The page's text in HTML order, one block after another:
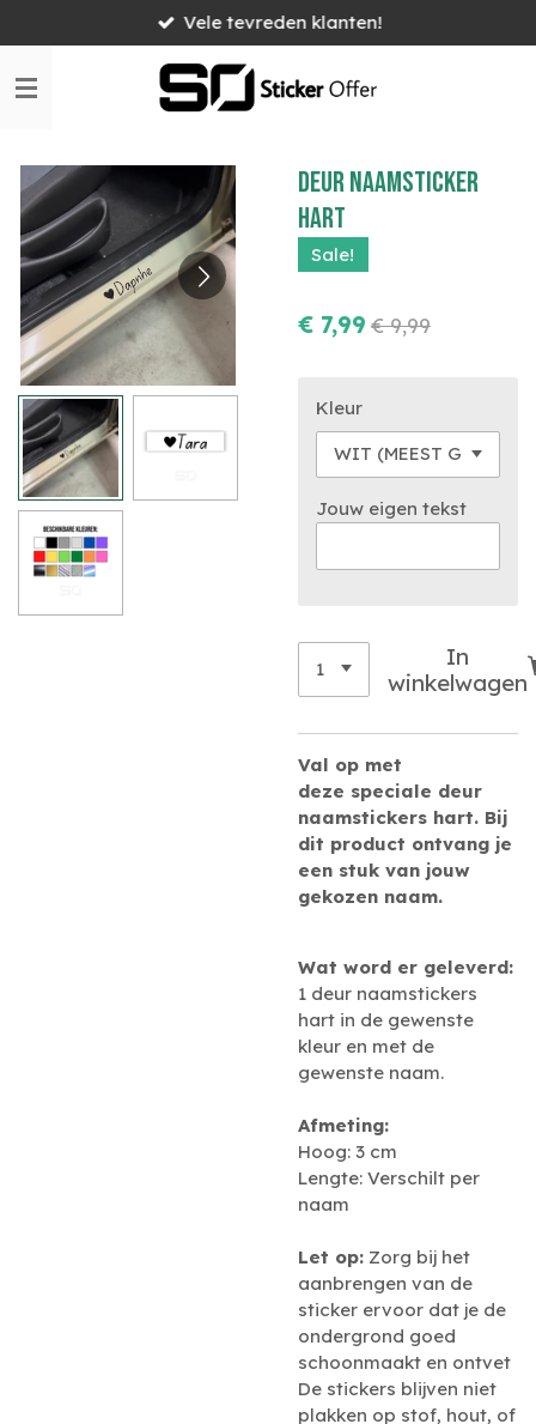
direct
naar
de
Vele tevreden klanten!
Deur naamsticker
hart
Sale!
€ 7,99 € 9,99
Kleur
Jouw eigen tekst
In
winkelwagen
Val op met
deze speciale deur
naamstickers hart. Bij
dit product ontvang je
een stuk van jouw
gekozen naam.
Wat word er geleverd:
1 deur naamstickers
hart in de gewenste
kleur en met de
gewenste naam.
Afmeting:
Hoog: 3 cm
Lengte: Verschilt per
naam
Let op: Zorg bij het
aanbrengen van de
sticker ervoor dat je de
ondergrond goed
schoonmaakt en ontvet
De stickers blijven niet
plakken op stof, hout, of